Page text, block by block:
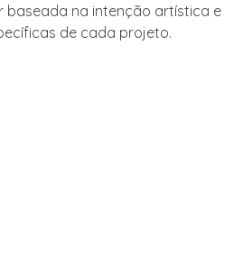
baseada na intenção artística e
de cada projeto.